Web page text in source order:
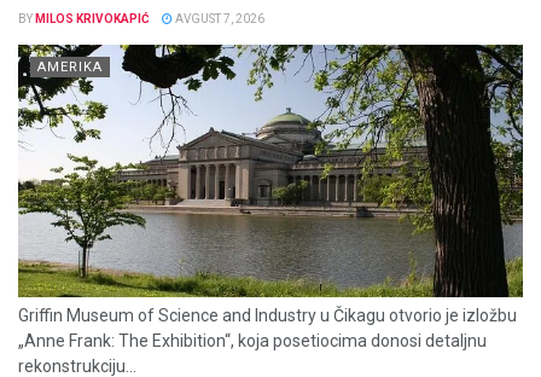
BY MILOS KRIVOKAPIĆ AVGUST 7, 2026
AMERIKA
Griffin Museum of Science and Industry u Čikagu otvorio je izložbu
„Anne Frank: The Exhibition“, koja posetiocima donosi detaljnu
rekonstrukciju...